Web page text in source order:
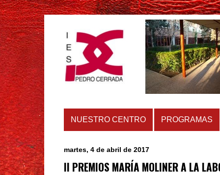
NUESTRO CENTRO PROGRAMAS
martes, 4 de abril de 2017
II PREMIOS MARÍA MOLINER A LA